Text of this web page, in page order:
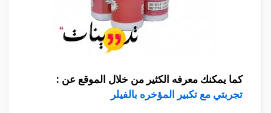
كما يمكنك معرفه الكثير من خلال الموقع عن :
تجربتي مع تكبير المؤخره بالفيلر